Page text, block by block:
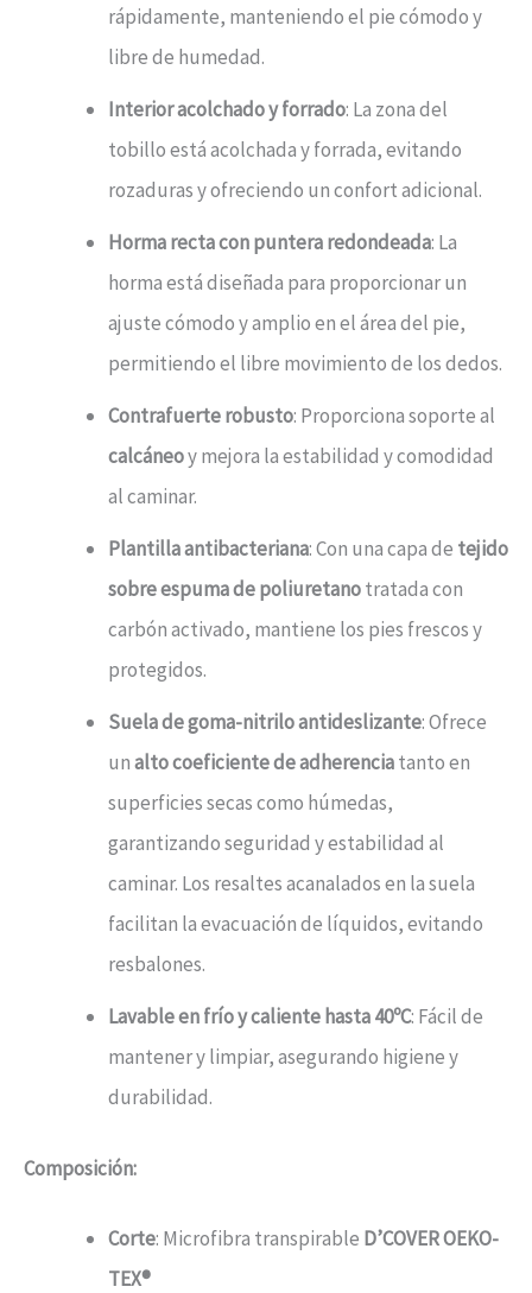
rápidamente, manteniendo el pie cómodo y
libre de humedad.
Interior acolchado y forrado: La zona del
tobillo está acolchada y forrada, evitando
rozaduras y ofreciendo un confort adicional.
Horma recta con puntera redondeada: La
horma está diseñada para proporcionar un
ajuste cómodo y amplio en el área del pie,
permitiendo el libre movimiento de los dedos.
Contrafuerte robusto: Proporciona soporte al
calcáneoy mejora la estabilidad y comodidad
al caminar.
Plantilla antibacteriana: Con una capa de tejido
sobre espuma de poliuretanotratada con
carbón activado, mantiene los pies frescos y
protegidos.
Suela de goma-nitrilo antideslizante: Ofrece
unalto coeficiente de adherenciatanto en
superficies secas como húmedas,
garantizando seguridad y estabilidad al
caminar. Los resaltes acanalados en la suela
facilitan la evacuación de líquidos, evitando
resbalones.
Lavable en frío y caliente hasta 40ºC: Fácil de
mantener y limpiar, asegurando higiene y
durabilidad.
Composición:
Corte: Microfibra transpirable D’COVER OEKO-
TEX®